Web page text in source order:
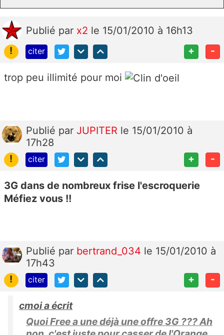
Publié par x2 le 15/01/2010 à 16h13
!
citer + -
trop peu illimité pour moi
Publié par JUPITER le 15/01/2010 à
17h28
!
citer + -
3G dans de nombreux frise l'escroquerie
Méfiez vous !!
Publié par bertrand_034 le 15/01/2010 à
17h43
!
citer + -
cmoi a écrit
Quoi Free a une déjà une offre 3G ??? Ah